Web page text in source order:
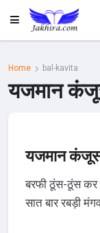
Home bal-kavita
यजमान
यजमान
बरफी ठूंस-ठूंस कर
सात बार रबड़ी